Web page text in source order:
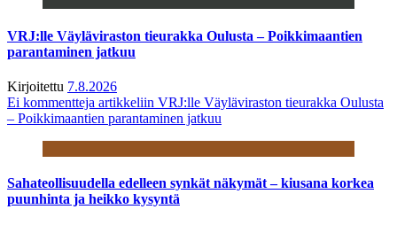
VRJ:lle Väyläviraston tieurakka Oulusta – Poikkimaantien
parantaminen jatkuu
Kirjoitettu 7.8.2026
Ei kommentteja artikkeliin VRJ:lle Väyläviraston tieurakka Oulusta
– Poikkimaantien parantaminen jatkuu
Sahateollisuudella edelleen synkät näkymät – kiusana korkea
puunhinta ja heikko kysyntä